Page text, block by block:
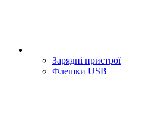
Зарядні пристрої
Флешки USB